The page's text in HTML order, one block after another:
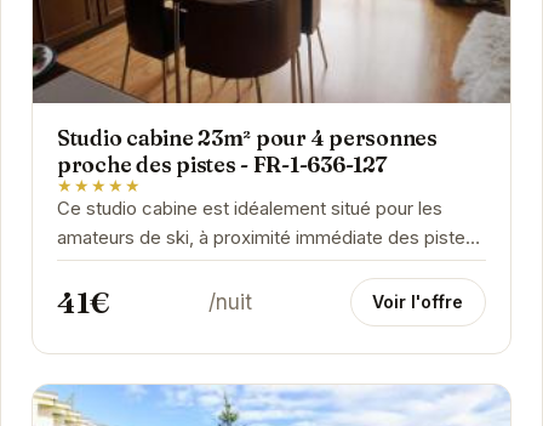
Studio cabine 23m² pour 4 personnes
proche des pistes - FR-1-636-127
★★★★★
Ce studio cabine est idéalement situé pour les
amateurs de ski, à proximité immédiate des pistes
d'Orcières Merlette 1850. Pouvant accueillir...
41€ /nuit Voir l'offre